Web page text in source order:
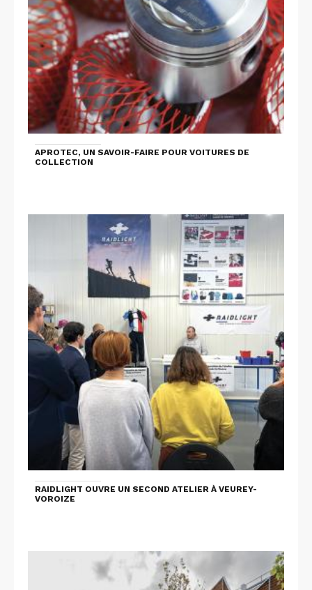
APROTEC, UN SAVOIR-FAIRE POUR VOITURES DE
COLLECTION
RAIDLIGHT OUVRE UN SECOND ATELIER À VEUREY-
VOROIZE